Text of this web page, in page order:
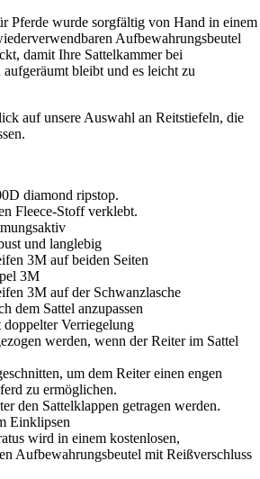
Pferde wurde sorgfältig von Hand in einem
Aufbewahrungsbeutel
damit Ihre Sattelkammer bei
bleibt und es leicht zu
auf unsere Auswahl an Reitstiefeln, die
diamond ripstop.
Fleece-Stoff verklebt.
und langlebig
3M auf beiden Seiten
3M
3M auf der Schwanzlasche
dem Sattel anzupassen
Verriegelung
werden, wenn der Reiter im Sattel
um dem Reiter einen engen
zu ermöglichen.
den Sattelklappen getragen werden.
Einklipsen
wird in einem kostenlosen,
Aufbewahrungsbeutel mit Reißverschluss